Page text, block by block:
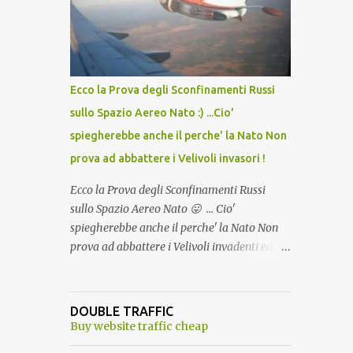
lo scopo della temperatura? Qualcuno a suo
tempo ribattezzo' il Vaccino come: l' Amaro
del Capo, era "spettacolare Ghiacciato, ma
andava bene anche, a Temperatura
Ambiente"! Riproponiamo l'articolo per NON
Ecco la Prova degli Sconfinamenti Russi
sullo Spazio Aereo Nato :) ...Cio'
spiegherebbe anche il perche' la Nato Non
prova ad abbattere i Velivoli invasori !
Ecco la Prova degli Sconfinamenti Russi
sullo Spazio Aereo Nato 😛 ... Cio'
spiegherebbe anche il perche' la Nato Non
prova ad abbattere i Velivoli invadenti ed
alcuna notizia di un'invasione dello spazio
aereo NATO da parte di un robot chiamato
DOUBLE TRAFFIC
Buy website traffic cheap